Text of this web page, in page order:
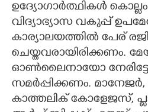
CONTACT US
ഉദ്യോഗാർത്ഥികൾ
വിദ്യാഭ്യാസ വകുപ്പ്
കാര്യാലയത്തിൽ പേര്
ചെയ്തവരായിരിക്കണം.
ഓൺലൈനായോ
സമർപ്പിക്കണം. മാനേജ‌ർ,
കാത്തലിക് കോളേജസ്,